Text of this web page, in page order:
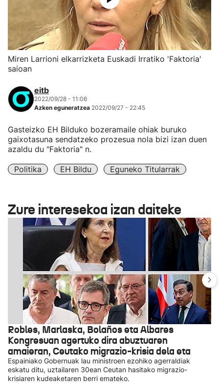
Miren Larrioni elkarrizketa Euskadi Irratiko 'Faktoria'
saioan
eitb
2022/09/28 - 11:06
Azken eguneratzea 2022/09/27 - 22:45
Gasteizko EH Bilduko bozeramaile ohiak buruko
gaixotasuna sendatzeko prozesua nola bizi izan duen
azaldu du "Faktoria" n.
Politika EH Bildu Eguneko Titularrak
Zure interesekoa izan daiteke
Robles, Marlaska, Bolaños eta Albares
Kongresuan agertuko dira abuztuaren
amaieran, Ceutako migrazio-krisia dela eta
Espainiako Gobernuak lau ministroen ezohiko agerraldiak
eskatu ditu, uztailaren 30ean Ceutan hasitako migrazio-
krisiaren kudeaketaren berri emateko.